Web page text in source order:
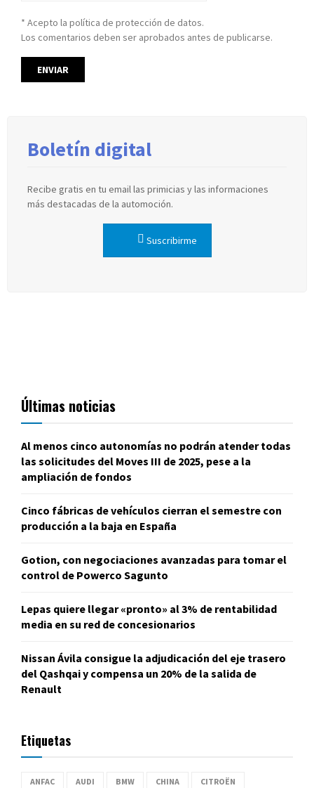
* Acepto la política de protección de datos.
Los comentarios deben ser aprobados antes de publicarse.
Boletín digital
Recibe gratis en tu email las primicias y las informaciones
más destacadas de la automoción.
Suscribirme
Últimas noticias
Al menos cinco autonomías no podrán atender todas
las solicitudes del Moves III de 2025, pese a la
ampliación de fondos
Cinco fábricas de vehículos cierran el semestre con
producción a la baja en España
Gotion, con negociaciones avanzadas para tomar el
control de Powerco Sagunto
Lepas quiere llegar «pronto» al 3% de rentabilidad
media en su red de concesionarios
Nissan Ávila consigue la adjudicación del eje trasero
del Qashqai y compensa un 20% de la salida de
Renault
Etiquetas
ANFAC AUDI BMW CHINA CITROËN